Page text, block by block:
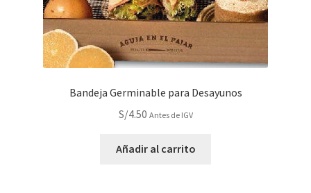
PAPELES Y CARTULINAS
Bandeja Germinable para Desayunos
S/4.50 Antes de IGV
Añadir al carrito